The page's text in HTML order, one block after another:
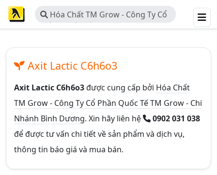
Hóa Chất TM Grow - Công Ty Cổ
Phần Quốc Tế TM Grow - Chi Nhánh
Axit Lactic C6h6o3
Axit Lactic C6h6o3được cung cấp bởi Hóa Chất
TM Grow - Công Ty Cổ Phần Quốc Tế TM Grow - Chi
Nhánh Bình Dương. Xin hãy liên hệ
0902 031 038
để được tư vấn chi tiết về sản phẩm và dịch vụ,
thông tin báo giá và mua bán.